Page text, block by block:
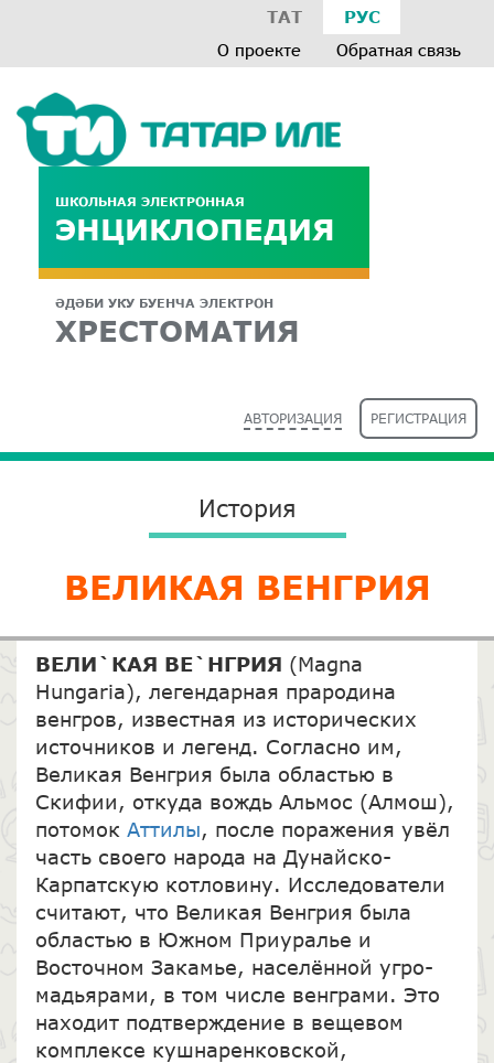
ТАТ РУС
О проекте Обратная связь
ШКОЛЬНАЯ ЭЛЕКТРОННАЯ
ЭНЦИКЛОПЕДИЯ
ӘДӘБИ УКУ БУЕНЧА ЭЛЕКТРОН
ХРЕСТОМАТИЯ
АВТОРИЗАЦИЯ РЕГИСТРАЦИЯ
История
ВЕЛИКАЯ ВЕНГРИЯ
ВЕЛИ`КАЯ ВЕ`НГРИЯ (Magna
Hungaria), легендарная прародина
венгров, известная из исторических
источников и легенд. Согласно им,
Великая Венгрия была областью в
Скифии, откуда вождь Альмос (Алмош),
потомок Аттилы, после поражения увёл
часть своего народа на Дунайско-
Карпатскую котловину. Исследователи
считают, что Великая Венгрия была
областью в Южном Приуралье и
Восточном Закамье, населённой угро-
мадьярами, в том числе венграми. Это
находит подтверждение в вещевом
комплексе кушнаренковской,